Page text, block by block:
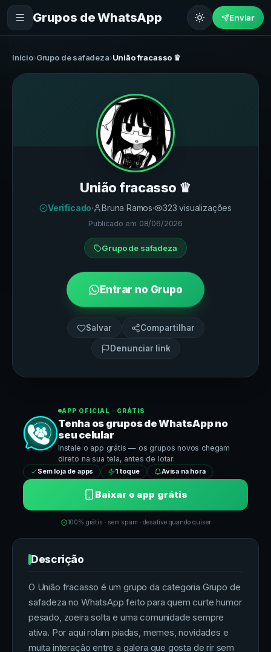
Grupos de WhatsApp Enviar
Início›Grupo de safadeza›União fracasso ♛
União fracasso ♛
Verificado· Bruna Ramos· 323 visualizações
Publicado em 08/06/2026
Grupo de safadeza
Entrar no Grupo
Salvar Compartilhar
Denunciar link
APP OFICIAL · GRÁTIS
Tenha os grupos deWhatsAppno
seu celular
Instale o app grátis — os grupos novos chegam
direto na sua tela, antes de lotar.
Sem loja de apps 1 toque Avisa na hora
Baixar o app grátis
100% grátis · sem spam · desative quando quiser
Descrição
O União fracasso é um grupo da categoria Grupo de
safadeza no WhatsApp feito para quem curte humor
pesado, zoeira solta e uma comunidade sempre
ativa. Por aqui rolam piadas, memes, novidades e
muita interação entre a galera que gosta de rir sem